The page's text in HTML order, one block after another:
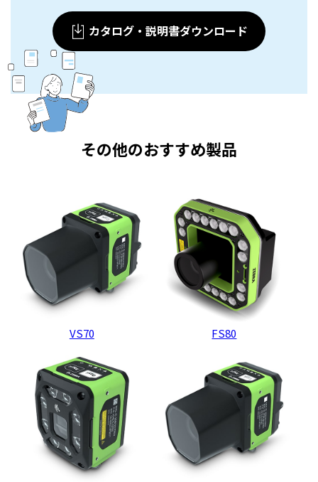
カタログ・説明書ダウンロード
その他のおすすめ製品
VS70 FS80